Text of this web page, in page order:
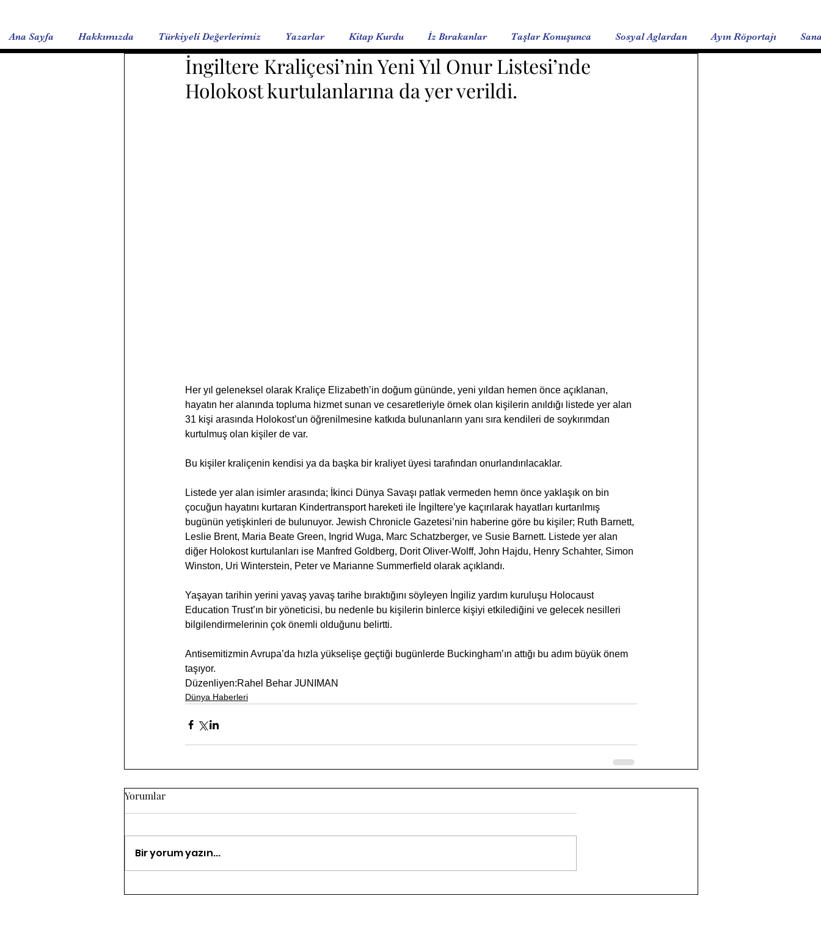
Ana Sayfa Hakkımızda Türkiyeli Değerlerimiz Yazarlar Kitap Kurdu İz Bırakanlar Taşlar Konuşunca Sosyal Aglardan Ayın Röportajı
İngiltere Kraliçesi’nin Yeni Yıl Onur Listesi’nde
Holokost kurtulanlarına da yer verildi.
Her yıl geleneksel olarak Kraliçe Elizabeth’in doğum gününde, yeni yıldan hemen önce açıklanan,
hayatın her alanında topluma hizmet sunan ve cesaretleriyle örnek olan kişilerin anıldığı listede yer alan
31 kişi arasında Holokost’un öğrenilmesine katkıda bulunanların yanı sıra kendileri de soykırımdan
kurtulmuş olan kişiler de var.
Bu kişiler kraliçenin kendisi ya da başka bir kraliyet üyesi tarafından onurlandırılacaklar.
Listede yer alan isimler arasında; İkinci Dünya Savaşı patlak vermeden hemn önce yaklaşık on bin
çocuğun hayatını kurtaran Kindertransport hareketi ile İngiltere’ye kaçırılarak hayatları kurtarılmış
bugünün yetişkinleri de bulunuyor. Jewish Chronicle Gazetesi’nin haberine göre bu kişiler; Ruth Barnett,
Leslie Brent, Maria Beate Green, Ingrid Wuga, Marc Schatzberger, ve Susie Barnett. Listede yer alan
diğer Holokost kurtulanları ise Manfred Goldberg, Dorit Oliver-Wolff, John Hajdu, Henry Schahter, Simon
Winston, Uri Winterstein, Peter ve Marianne Summerfield olarak açıklandı.
Yaşayan tarihin yerini yavaş yavaş tarihe bıraktığını söyleyen İngiliz yardım kuruluşu Holocaust
Education Trust’ın bir yöneticisi, bu nedenle bu kişilerin binlerce kişiyi etkilediğini ve gelecek nesilleri
bilgilendirmelerinin çok önemli olduğunu belirtti.
Antisemitizmin Avrupa’da hızla yükselişe geçtiği bugünlerde Buckingham’ın attığı bu adım büyük önem
taşıyor.
Düzenliyen:Rahel Behar JUNIMAN
Dünya Haberleri
Yorumlar
Bir yorum yazın...